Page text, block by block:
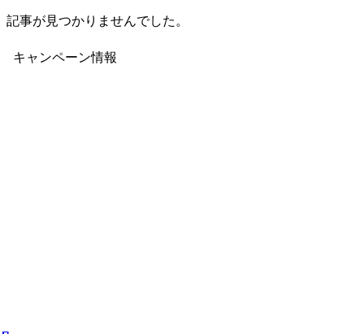
記事が見つかりませんでした。
キャンペーン情報